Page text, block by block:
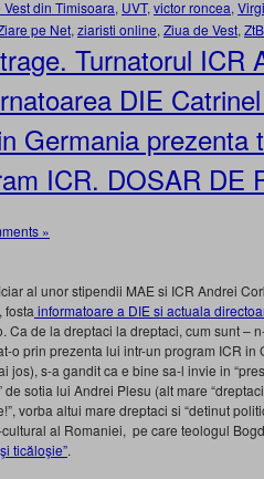
din Timisoara, UVT, victor roncea,
pe Net, ziaristi online, Ziua de Vest, ZtB
Turnatorul ICR
DIE
Germania prezenta
ICR. DOSAR DE
»
al unor stipendii MAE si ICR Andrei
fosta informatoare a DIE si actuala
Ca de la dreptaci la dreptaci, cum sunt –
o prin prezenta lui intr-un program ICR
jos), s-a gandit ca e bine sa-l invie in
sotia lui Andrei Plesu (alt mare
vorba altui mare dreptaci si “detinut
al Romaniei, pe care teologul
ticăloşie”.